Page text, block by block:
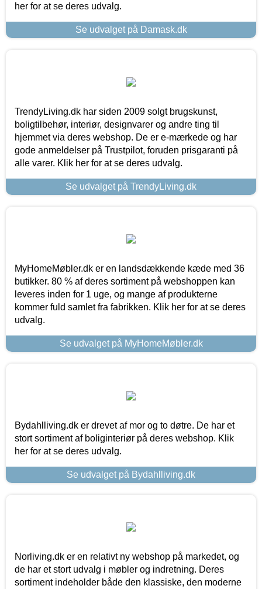
her for at se deres udvalg.
Se udvalget på Damask.dk
TrendyLiving.dk har siden 2009 solgt brugskunst,
boligtilbehør, interiør, designvarer og andre ting til
hjemmet via deres webshop. De er e-mærkede og har
gode anmeldelser på Trustpilot, foruden prisgaranti på
alle varer. Klik her for at se deres udvalg.
Se udvalget på TrendyLiving.dk
MyHomeMøbler.dk er en landsdækkende kæde med 36
butikker. 80 % af deres sortiment på webshoppen kan
leveres inden for 1 uge, og mange af produkterne
kommer fuld samlet fra fabrikken. Klik her for at se deres
udvalg.
Se udvalget på MyHomeMøbler.dk
Bydahlliving.dk er drevet af mor og to døtre. De har et
stort sortiment af boliginteriør på deres webshop. Klik
her for at se deres udvalg.
Se udvalget på Bydahlliving.dk
Norliving.dk er en relativt ny webshop på markedet, og
de har et stort udvalg i møbler og indretning. Deres
sortiment indeholder både den klassiske, den moderne